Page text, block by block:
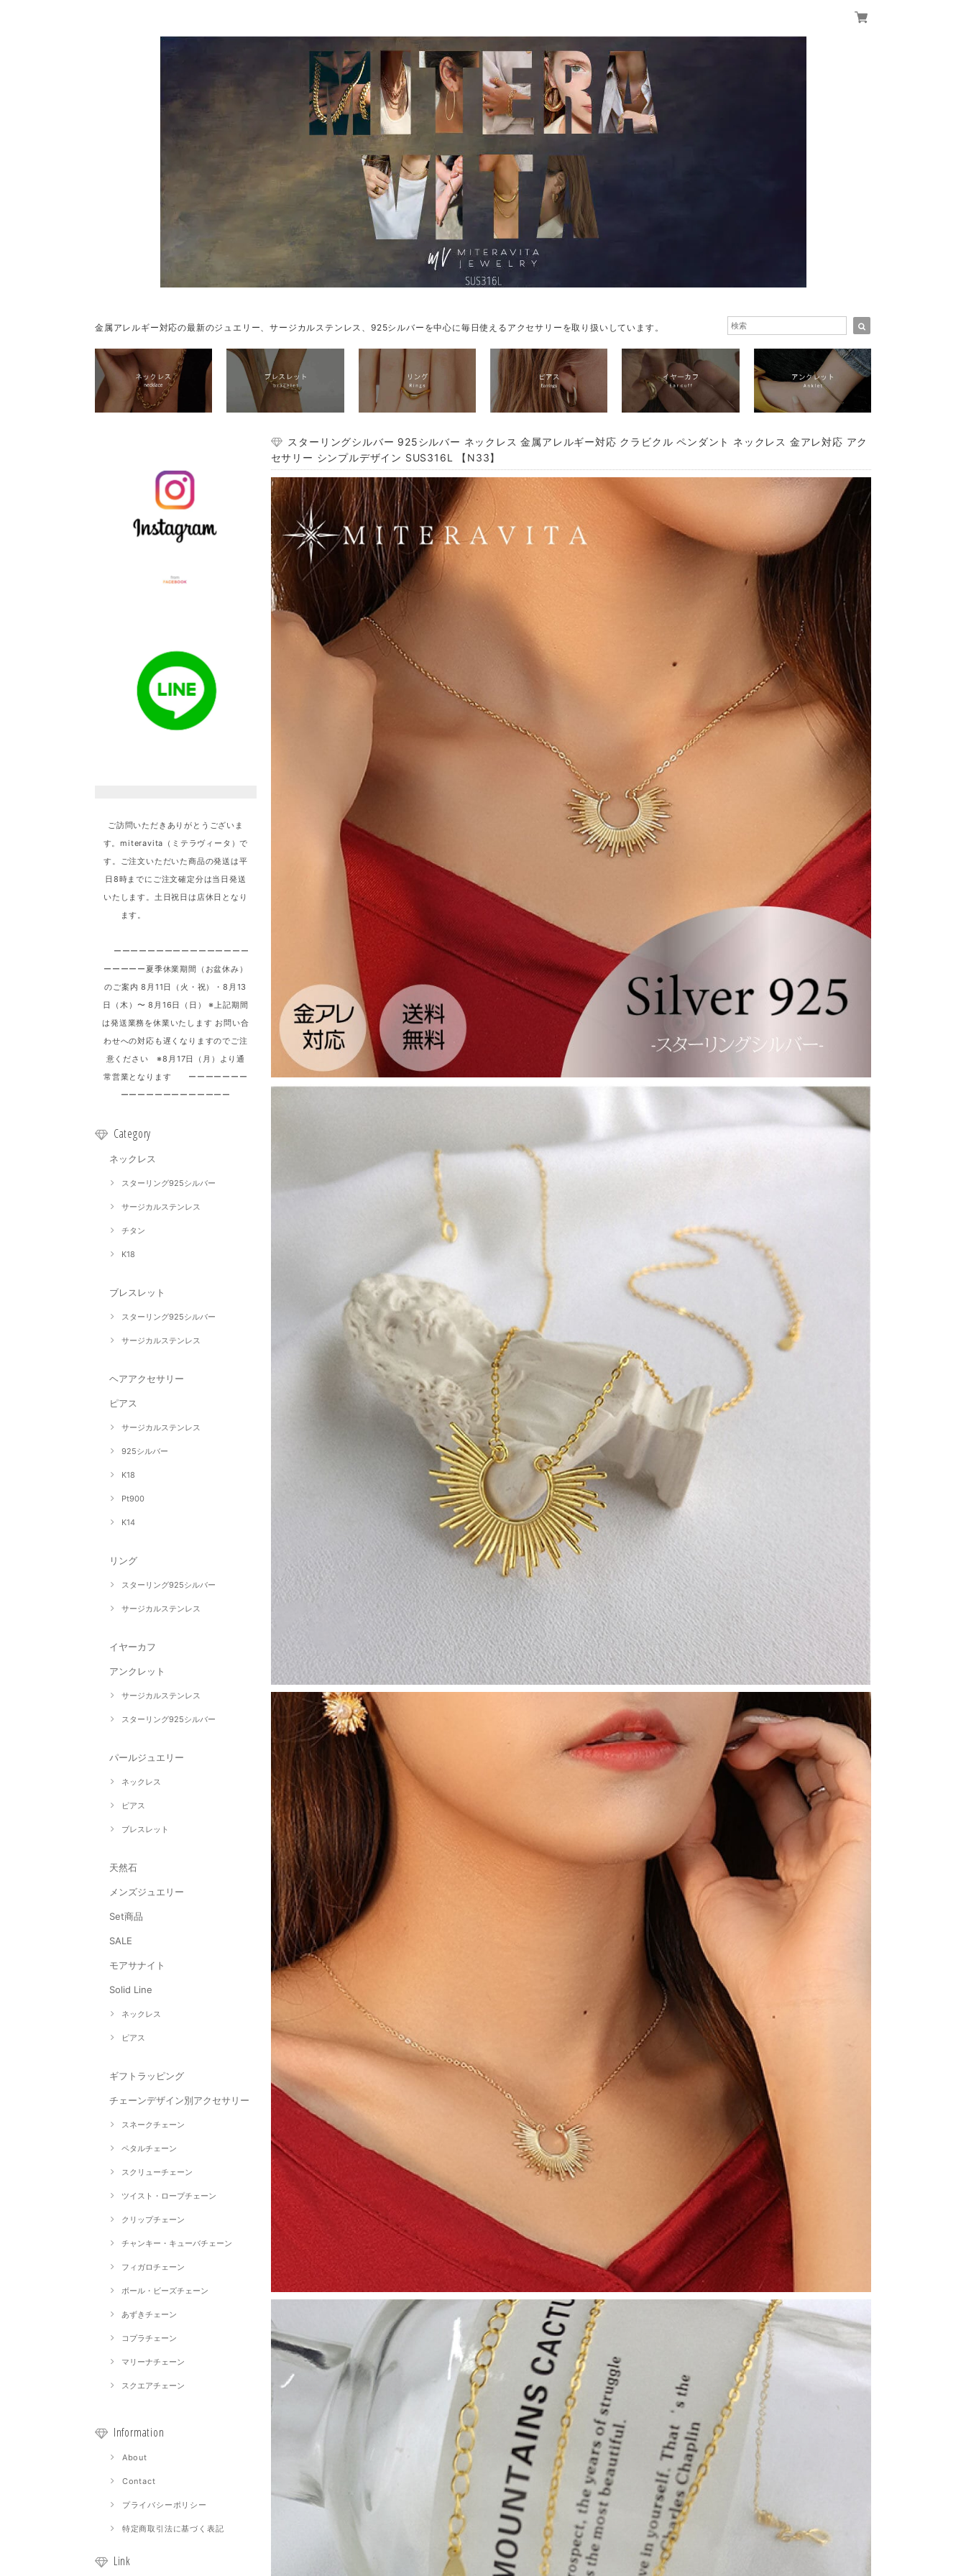
金属アレルギー対応の最新のジュエリー、サージカルステンレス、925シルバーを中心に毎日使えるアクセサリーを取り扱いしています。
ご訪問いただきありがとうございま
す。miteravita（ミテラヴィータ）で
す。ご注文いただいた商品の発送は平
日8時までにご注文確定分は当日発送
いたします。土日祝日は店休日となり
ます。
ーーーーーーーーーーーーーーーー
ーーーーー夏季休業期間（お盆休み）
のご案内 8月11日（火・祝）・8月13
日（木）〜 8月16日（日） ※上記期間
は発送業務を休業いたします お問い合
わせへの対応も遅くなりますのでご注
意ください ※8月17日（月）より通
常営業となります ーーーーーーー
ーーーーーーーーーーーーー
Category
ネックレス
スターリング925シルバー
サージカルステンレス
チタン
K18
ブレスレット
スターリング925シルバー
サージカルステンレス
ヘアアクセサリー
ピアス
サージカルステンレス
925シルバー
K18
Pt900
K14
リング
スターリング925シルバー
サージカルステンレス
イヤーカフ
アンクレット
サージカルステンレス
スターリング925シルバー
パールジュエリー
ネックレス
ピアス
ブレスレット
天然石
メンズジュエリー
Set商品
SALE
モアサナイト
Solid Line
ネックレス
ピアス
ギフトラッピング
チェーンデザイン別アクセサリー
スネークチェーン
ペタルチェーン
スクリューチェーン
ツイスト・ロープチェーン
クリップチェーン
チャンキー・キューバチェーン
フィガロチェーン
ボール・ビーズチェーン
あずきチェーン
コプラチェーン
マリーナチェーン
スクエアチェーン
Information
About
Contact
プライバシーポリシー
特定商取引法に基づく表記
Link
スターリングシルバー 925シルバー ネックレス 金属アレルギー対応 クラビクル ペンダント ネックレス 金アレ対応 アク
セサリー シンプルデザイン SUS316L 【N33】